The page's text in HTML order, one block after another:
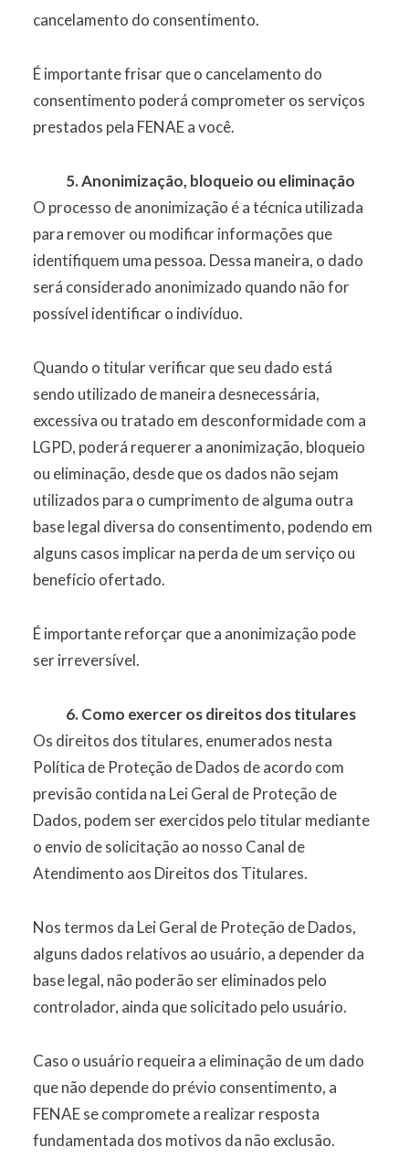
cancelamento do consentimento.
É importante frisar que o cancelamento do
consentimento poderá comprometer os serviços
prestados pela FENAE a você.
5. Anonimização, bloqueio ou eliminação
O processo de anonimização é a técnica utilizada
para remover ou modificar informações que
identifiquem uma pessoa. Dessa maneira, o dado
será considerado anonimizado quando não for
possível identificar o indivíduo.
Quando o titular verificar que seu dado está
sendo utilizado de maneira desnecessária,
excessiva ou tratado em desconformidade com a
LGPD, poderá requerer a anonimização, bloqueio
ou eliminação, desde que os dados não sejam
utilizados para o cumprimento de alguma outra
base legal diversa do consentimento, podendo em
alguns casos implicar na perda de um serviço ou
benefício ofertado.
É importante reforçar que a anonimização pode
ser irreversível.
6. Como exercer os direitos dos titulares
Os direitos dos titulares, enumerados nesta
Política de Proteção de Dados de acordo com
previsão contida na Lei Geral de Proteção de
Dados, podem ser exercidos pelo titular mediante
o envio de solicitação ao nosso Canal de
Atendimento aos Direitos dos Titulares.
Nos termos da Lei Geral de Proteção de Dados,
alguns dados relativos ao usuário, a depender da
base legal, não poderão ser eliminados pelo
controlador, ainda que solicitado pelo usuário.
Caso o usuário requeira a eliminação de um dado
que não depende do prévio consentimento, a
FENAE se compromete a realizar resposta
fundamentada dos motivos da não exclusão.